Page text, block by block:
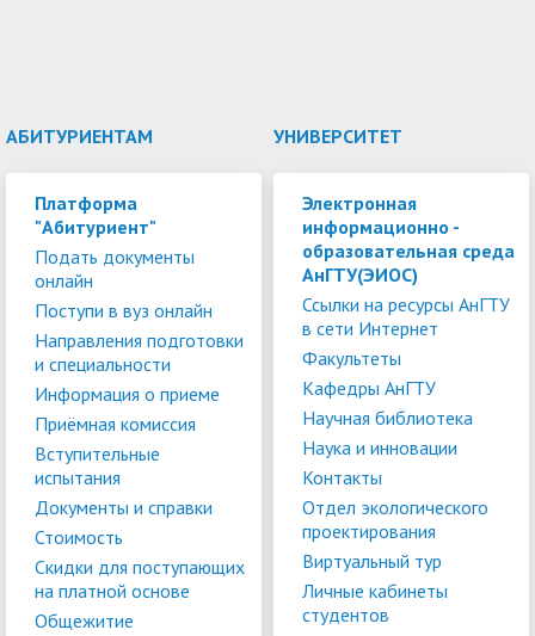
АБИТУРИЕНТАМ
Платформа
"Абитуриент"
Подать документы
онлайн
Поступи в вуз онлайн
Направления подготовки
и специальности
Информация о приеме
Приёмная комиссия
Вступительные
испытания
Документы и справки
Стоимость
Скидки для поступающих
на платной основе
Общежитие
УНИВЕРСИТЕТ
Электронная
информационно -
образовательная среда
АнГТУ(ЭИОС)
Ссылки на ресурсы АнГТУ
в сети Интернет
Факультеты
Кафедры АнГТУ
Научная библиотека
Наука и инновации
Контакты
Отдел экологического
проектирования
Виртуальный тур
Личные кабинеты
студентов